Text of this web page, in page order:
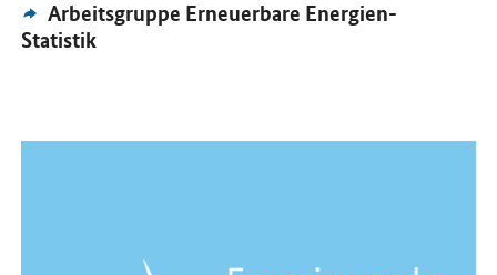
Externes
Angebot:
Arbeitsgruppe Erneuerbare Energien-
Statistik